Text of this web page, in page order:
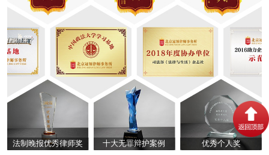
法制晚报优秀律师奖 十大无罪辩护案例 优秀个人奖